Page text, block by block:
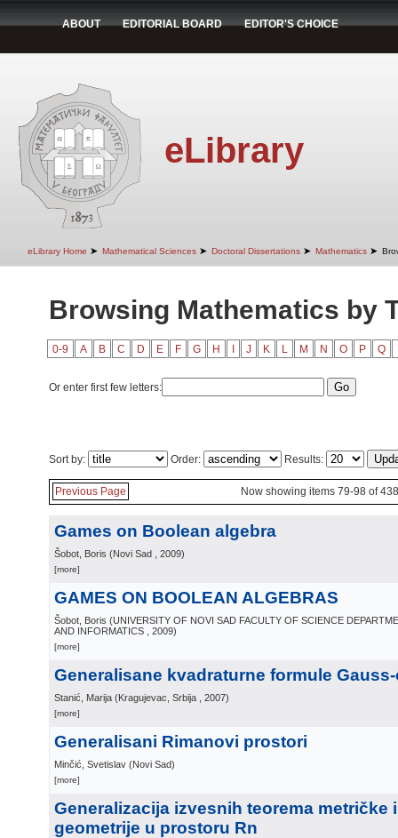
ABOUT EDITORIAL BOARD EDITOR'S CHOICE
eLibrary
eLibrary Home ➤ Mathematical Sciences ➤ Doctoral Dissertations ➤ Mathematics ➤
Browsing Mathematics by
0-9 A B C D E F G H J K L M N O P Q
Or enter first few letters:
Sort by: Order: Results:
Previous Page Now showing items 79-98 of 438
Games on Boolean algebra
Šobot, Boris (Novi Sad , 2009)
[more]
GAMES ON BOOLEAN ALGEBRAS
Šobot, Boris (UNIVERSITY OF NOVI SAD FACULTY OF SCIENCE
AND INFORMATICS
, 2009)
[more]
Generalisane kvadraturne formule
Stanić, Marija (Kragujevac, Srbija , 2007)
[more]
Generalisani Rimanovi prostori
Minčić, Svetislav (Novi Sad)
[more]
Generalizacija izvesnih teorema metričke
geometrije u prostoru Rn